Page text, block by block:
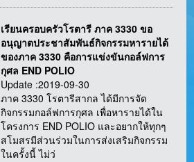
เรียนครอบครัวโรตารี ภาค 3330 ขอ
อนุญาตประชาสัมพันธ์กิจกรรมหารายได้
ของภาค 3330 คือการแข่งขันกอล์ฟการ
กุศล END POLIO
Update :2019-09-30
ภาค 3330 โรตารีสากล ได้มีการจัด
กิจกรรมกอล์ฟการกุศล เพื่อหารายได้ใน
โครงการ END POLIO และอยากให้ทุกๆ
สโมสรมีส่วนร่วมในการส่งเสริมกิจกรรม
ในครั้งนี้ ไม่ว่